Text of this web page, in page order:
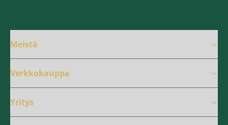
Meistä
Verkkokauppa
Yritys